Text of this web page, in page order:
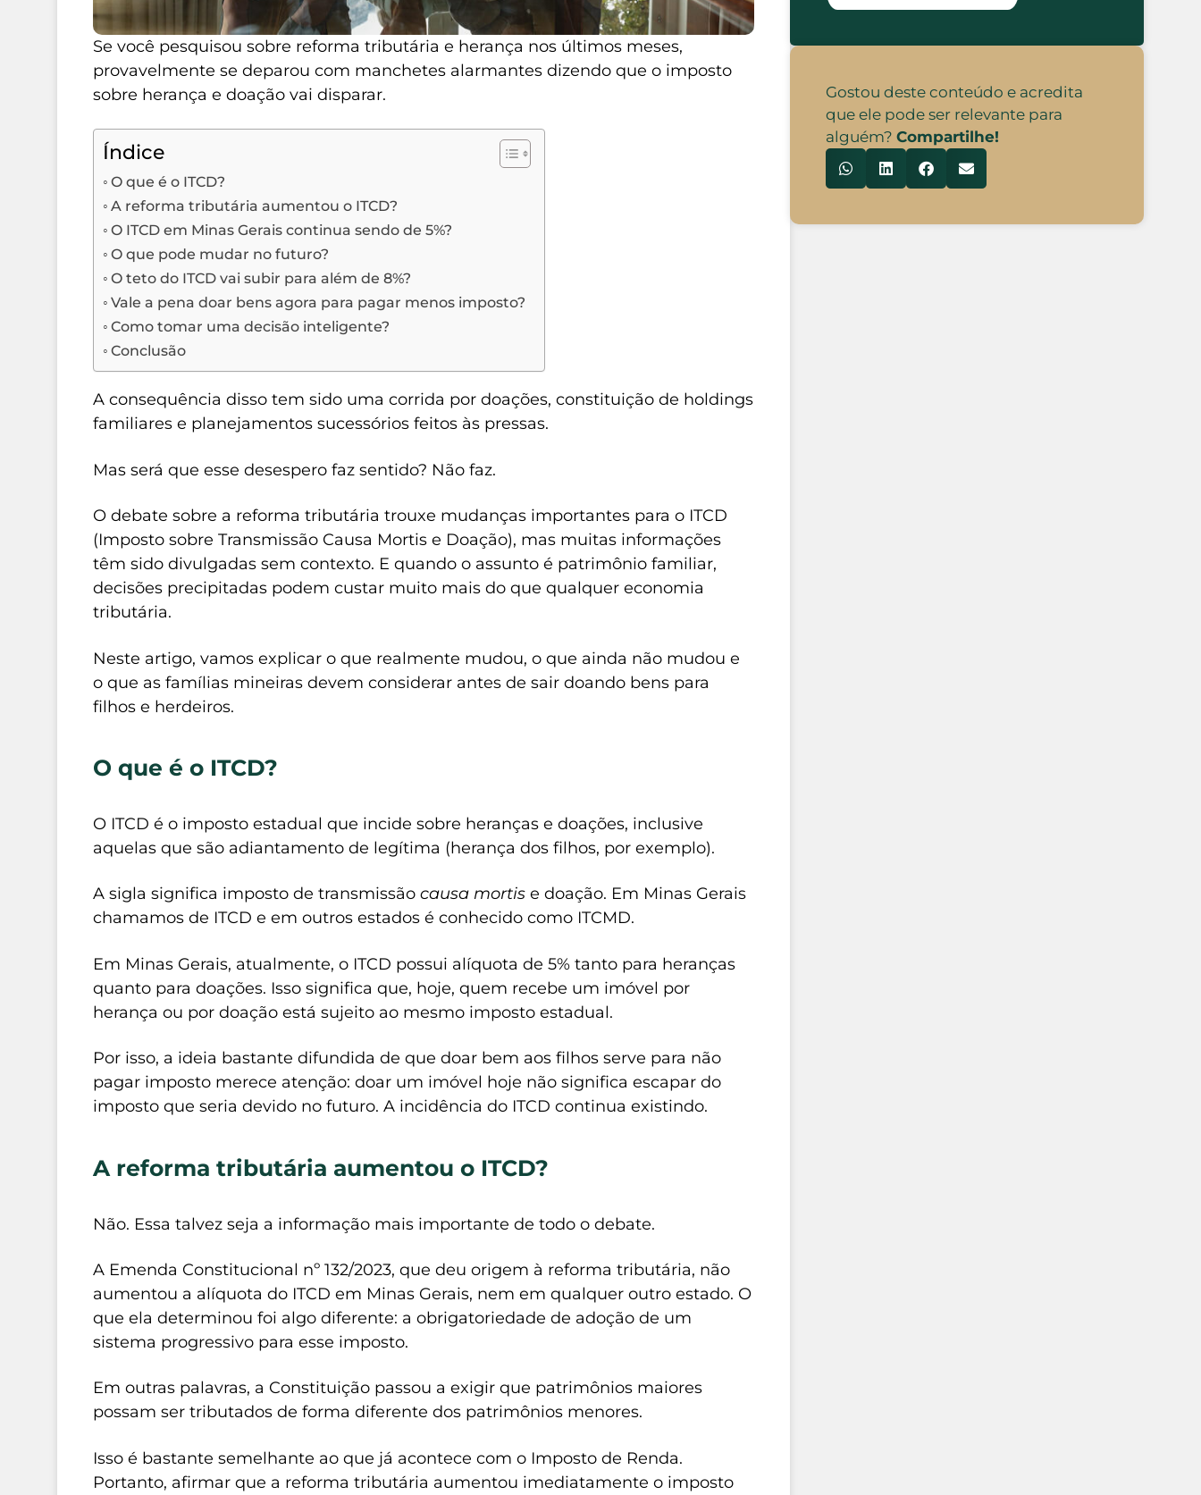
Se você pesquisou sobre reforma tributária e herança nos últimos meses,
provavelmente se deparou com manchetes alarmantes dizendo que o imposto
sobre herança e doação vai disparar.
Índice
O que é o ITCD?
A reforma tributária aumentou o ITCD?
O ITCD em Minas Gerais continua sendo de 5%?
O que pode mudar no futuro?
O teto do ITCD vai subir para além de 8%?
Vale a pena doar bens agora para pagar menos imposto?
Como tomar uma decisão inteligente?
Conclusão
A consequência disso tem sido uma corrida por doações, constituição de holdings
familiares e planejamentos sucessórios feitos às pressas.
Mas será que esse desespero faz sentido? Não faz.
O debate sobre a reforma tributária trouxe mudanças importantes para o ITCD
(Imposto sobre Transmissão Causa Mortis e Doação), mas muitas informações
têm sido divulgadas sem contexto. E quando o assunto é patrimônio familiar,
decisões precipitadas podem custar muito mais do que qualquer economia
tributária.
Neste artigo, vamos explicar o que realmente mudou, o que ainda não mudou e
o que as famílias mineiras devem considerar antes de sair doando bens para
filhos e herdeiros.
O que é o ITCD?
O ITCD é o imposto estadual que incide sobre heranças e doações, inclusive
aquelas que são adiantamento de legítima (herança dos filhos, por exemplo).
A sigla significa imposto de transmissão causa mortis e doação. Em Minas Gerais
chamamos de ITCD e em outros estados é conhecido como ITCMD.
Em Minas Gerais, atualmente, o ITCD possui alíquota de 5% tanto para heranças
quanto para doações. Isso significa que, hoje, quem recebe um imóvel por
herança ou por doação está sujeito ao mesmo imposto estadual.
Por isso, a ideia bastante difundida de que doar bem aos filhos serve para não
pagar imposto merece atenção: doar um imóvel hoje não significa escapar do
imposto que seria devido no futuro. A incidência do ITCD continua existindo.
A reforma tributária aumentou o ITCD?
Não. Essa talvez seja a informação mais importante de todo o debate.
A Emenda Constitucional nº 132/2023, que deu origem à reforma tributária, não
aumentou a alíquota do ITCD em Minas Gerais, nem em qualquer outro estado. O
que ela determinou foi algo diferente: a obrigatoriedade de adoção de um
sistema progressivo para esse imposto.
Em outras palavras, a Constituição passou a exigir que patrimônios maiores
possam ser tributados de forma diferente dos patrimônios menores.
Isso é bastante semelhante ao que já acontece com o Imposto de Renda.
Portanto, afirmar que a reforma tributária aumentou imediatamente o imposto
Gostou deste conteúdo e acredita
que ele pode ser relevante para
alguém? Compartilhe!